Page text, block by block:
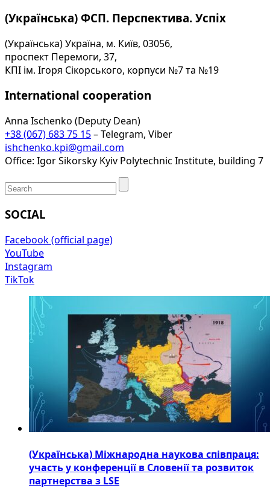
(Українська) ФСП. Перспектива. Успіх
(Українська) Україна, м. Київ, 03056,
проспект Перемоги, 37,
КПІ ім. Ігоря Сікорського, корпуси №7 та №19
International cooperation
Anna Ischenko (Deputy Dean)
+38 (067) 683 75 15– Telegram, Viber
ishchenko.kpi@gmail.com
Office: Igor Sikorsky Kyiv Polytechnic Institute, building 7
SOCIAL
Facebook (official page)
YouTube
Instagram
TikTok
(Українська) Міжнародна наукова співпраця:
участь у конференції в Словенії та розвиток
партнерства з LSE